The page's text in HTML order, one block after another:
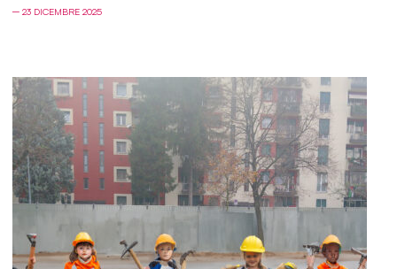
─ 23 DICEMBRE 2025